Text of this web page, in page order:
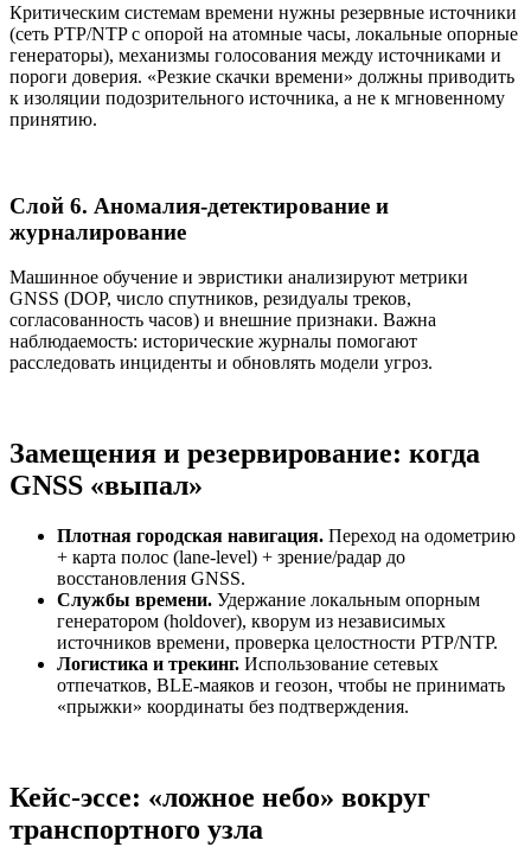
Критическим системам времени нужны резервные источники
(сеть PTP/NTP с опорой на атомные часы, локальные опорные
генераторы), механизмы голосования между источниками и
пороги доверия. «Резкие скачки времени» должны приводить
к изоляции подозрительного источника, а не к мгновенному
принятию.
Слой 6. Аномалия‑детектирование и
журналирование
Машинное обучение и эвристики анализируют метрики
GNSS (DOP, число спутников, резидуалы треков,
согласованность часов) и внешние признаки. Важна
наблюдаемость: исторические журналы помогают
расследовать инциденты и обновлять модели угроз.
Замещения и резервирование: когда
GNSS «выпал»
Плотная городская навигация. Переход на одометрию
+ карта полос (lane‑level) + зрение/радар до
восстановления GNSS.
Службы времени. Удержание локальным опорным
генератором (holdover), кворум из независимых
источников времени, проверка целостности PTP/NTP.
Логистика и трекинг. Использование сетевых
отпечатков, BLE‑маяков и геозон, чтобы не принимать
«прыжки» координаты без подтверждения.
Кейс-эссе: «ложное небо» вокруг
транспортного узла